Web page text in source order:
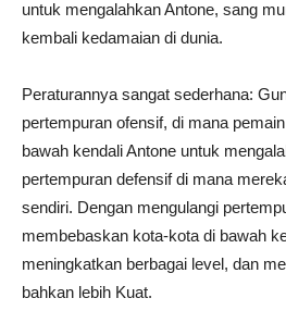
untuk mengalahkan Antone, sang
kembali kedamaian di dunia.
Peraturannya sangat sederhana:
pertempuran ofensif, di mana
bawah kendali Antone untuk
pertempuran defensif di mana
sendiri. Dengan mengulangi
membebaskan kota-kota di bawah
meningkatkan berbagai level, dan
bahkan lebih Kuat.